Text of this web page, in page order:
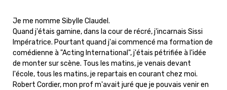
Je me nomme Sibylle Claudel.
Quand j'étais gamine, dans la cour de récré, j'incarnais Sissi
Impératrice. Pourtant quand j'ai commencé ma formation de
comédienne à "Acting International", j'étais pétrifiée à l'idée
de monter sur scène. Tous les matins, je venais devant
l'école, tous les matins, je repartais en courant chez moi.
Robert Cordier, mon prof m'avait juré que je pouvais venir en